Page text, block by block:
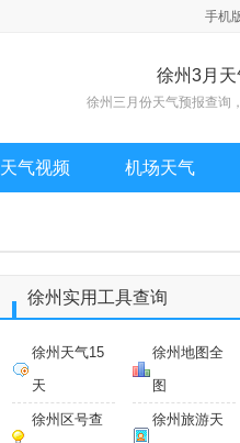
手机
徐州3月天
徐州三月份天气预报查询
天气视频 机场天气
徐州实用工具查询
徐州天气15
天
徐州地图全
图
徐州区号查
徐州旅游天